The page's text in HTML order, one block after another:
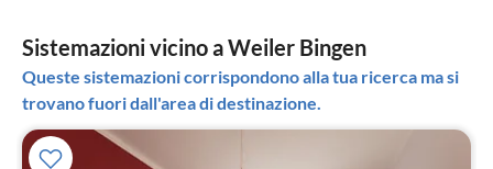
Sistemazioni vicino a Weiler Bingen
Queste sistemazioni corrispondono alla tua ricerca ma si
trovano fuori dall'area di destinazione.